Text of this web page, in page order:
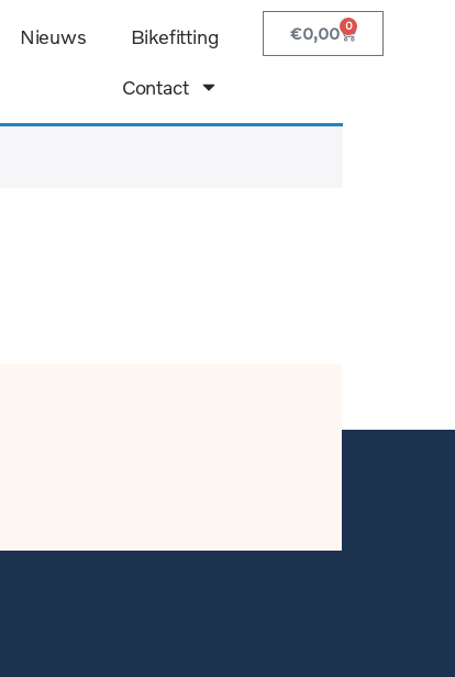
Nieuws Bikefitting
Contact
€0,00 0